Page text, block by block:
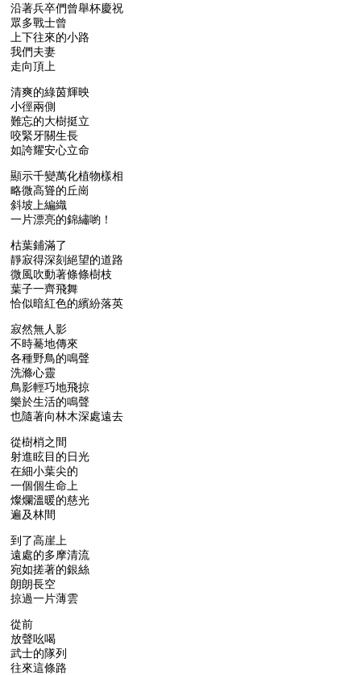
沿著兵卒們曾舉杯慶祝
眾多戰士曾
上下往來的小路
我們夫妻
走向頂上
清爽的綠茵輝映
小徑兩側
難忘的大樹挺立
咬緊牙關生長
如誇耀安心立命
顯示千變萬化植物樣相
略微高聳的丘崗
斜坡上編織
一片漂亮的錦繡喲！
枯葉鋪滿了
靜寂得深刻絕望的道路
微風吹動著條條樹枝
葉子一齊飛舞
恰似暗紅色的繽紛落英
寂然無人影
不時驀地傳來
各種野鳥的鳴聲
洗滌心靈
鳥影輕巧地飛掠
樂於生活的鳴聲
也隨著向林木深處遠去
從樹梢之間
射進眩目的日光
在細小葉尖的
一個個生命上
燦爛溫暖的慈光
遍及林間
到了高崖上
遠處的多摩清流
宛如搓著的銀絲
朗朗長空
掠過一片薄雲
從前
放聲吆喝
武士的隊列
往來這條路